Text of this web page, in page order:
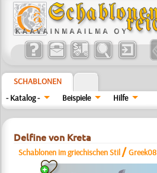
SCHABLONEN
- Katalog -
Beispiele Hilfe
Delfine von Kreta
Schablonen im griechischen Stil /Greek08